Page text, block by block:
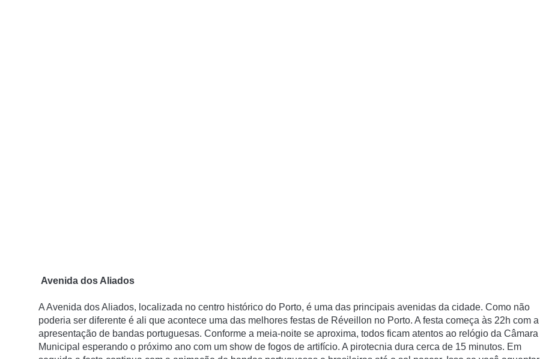
Avenida dos Aliados
A Avenida dos Aliados, localizada no centro histórico do Porto, é uma das principais avenidas da cidade. Como não
poderia ser diferente é ali que acontece uma das melhores festas de Réveillon no Porto. A festa começa às 22h com a
apresentação de bandas portuguesas. Conforme a meia-noite se aproxima, todos ficam atentos ao relógio da Câmara
Municipal esperando o próximo ano com um show de fogos de artifício. A pirotecnia dura cerca de 15 minutos. Em